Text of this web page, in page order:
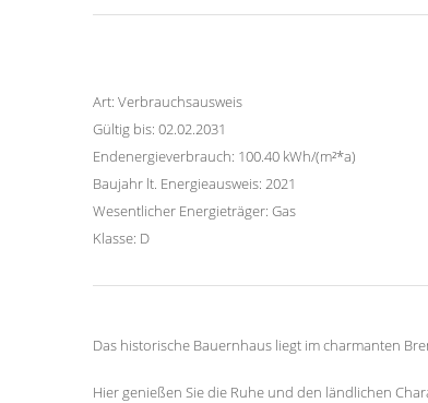
Art: Verbrauchsausweis
Gültig bis: 02.02.2031
Endenergieverbrauch: 100.40 kWh/(m²*a)
Baujahr lt. Energieausweis: 2021
Wesentlicher Energieträger: Gas
Klasse: D
Das historische Bauernhaus liegt im charmanten
Hier genießen Sie die Ruhe und den ländlichen